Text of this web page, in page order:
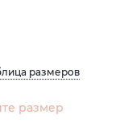
размеров
размер